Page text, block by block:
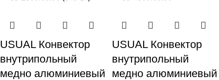
USUAL Конвектор
внутрипольный
медно алюминиевый
USUAL Конвектор
внутрипольный
медно алюминиевый